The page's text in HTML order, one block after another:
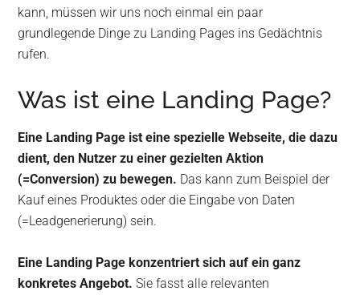
kann, müssen wir uns noch einmal ein paar
grundlegende Dinge zu Landing Pages ins Gedächtnis
rufen.
Was ist eine Landing Page?
Eine Landing Page ist eine spezielle Webseite, die dazu
dient, den Nutzer zu einer gezielten Aktion
(=Conversion) zu bewegen. Das kann zum Beispiel der
Kauf eines Produktes oder die Eingabe von Daten
(=Leadgenerierung) sein.
Eine Landing Page konzentriert sich auf ein ganz
konkretes Angebot. Sie fasst alle relevanten